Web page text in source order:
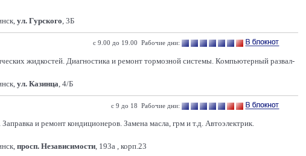
ул. Гурского, 3Б
с 9.00 до 19.00 Рабочие дни:
жидкостей. Диагностика и ремонт тормозной системы. Компьютерный развал-
ул. Казинца, 4/Б
с 9 до 18 Рабочие дни:
и ремонт кондиционеров. Замена масла, грм и т.д. Автоэлектрик.
просп. Независимости, 193а , корп.23